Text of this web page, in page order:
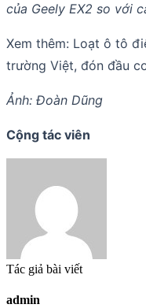
của Geely EX2 so với
Xem thêm: Loạt ô tô
trường Việt, đón đầu
Ảnh: Đoàn Dũng
Cộng tác viên
Tác giả bài viết
admin